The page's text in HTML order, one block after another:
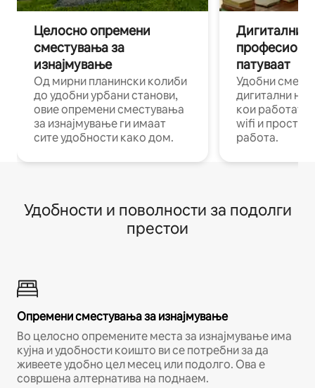
Целосно опремени
сместувања за
изнајмување
Од мирни планински колиби
до удобни урбани станови,
овие опремени сместувања
за изнајмување ги имаат
сите удобности како дом.
Дигитални
патуваат
Удобни
дигитални
кои работат
wifi и
работа.
Удобности и поволности за подолги
престои
Опремени сместувања за изнајмување
Во целосно опремените места за изнајмување има
кујна и удобности коишто ви се потребни за да
живеете удобно цел месец или подолго. Ова е
совршена алтернатива на поднаем.